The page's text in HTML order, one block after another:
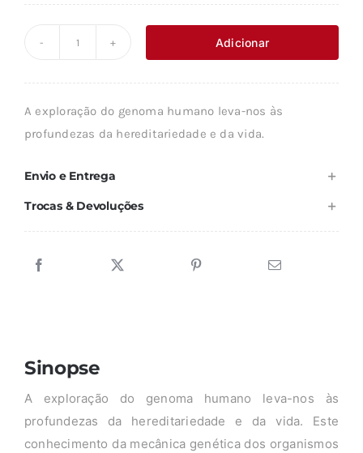
era:
é:
GENOMA
Adicionar
A exploração do genoma humano leva-nos às
profundezas da hereditariedade e da vida.
Envio e Entrega
Trocas & Devoluções
Sinopse
A exploração do genoma humano leva-nos às
profundezas da hereditariedade e da vida. Este
conhecimento da mecânica genética dos organismos